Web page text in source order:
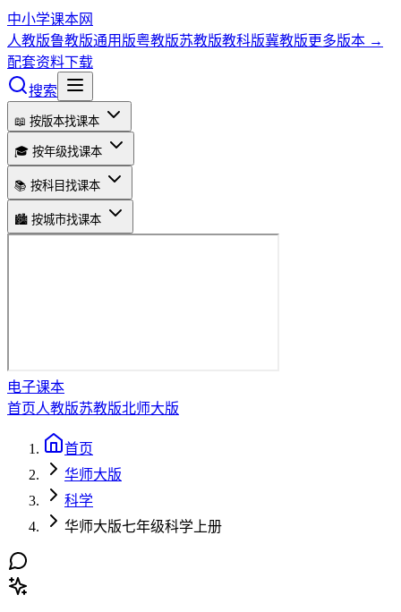
中小学课本网
人教版鲁教版通用版粤教版苏教版教科版冀教版更多版本 →
配套资料下载
搜索
📖 按版本找课本
🎓 按年级找课本
📚 按科目找课本
🏙️ 按城市找课本
电子课本
首页人教版苏教版北师大版
首页
华师大版
科学
华师大版七年级科学上册